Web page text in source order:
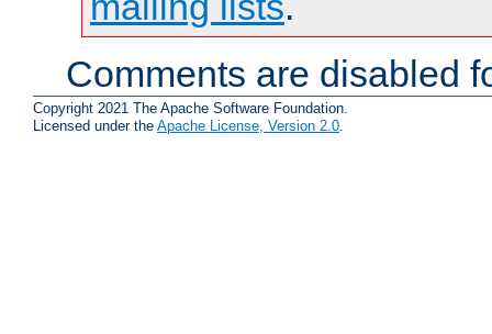
Comments are disabled
Copyright 2021 The Apache Software Foundation.
Licensed under the Apache License, Version 2.0.